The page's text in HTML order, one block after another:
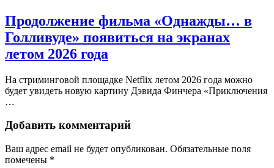
Продолжение фильма «Однажды… в
Голливуде» появиться на экранах
летом 2026 года
На стриминговой площадке Netflix летом 2026 года можно
будет увидеть новую картину Дэвида Финчера «Приключения
…
Добавить комментарий
Ваш адрес email не будет опубликован. Обязательные поля
помечены *